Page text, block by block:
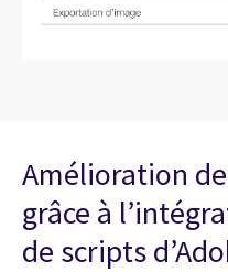
Amélioration
grâce à
de scripts